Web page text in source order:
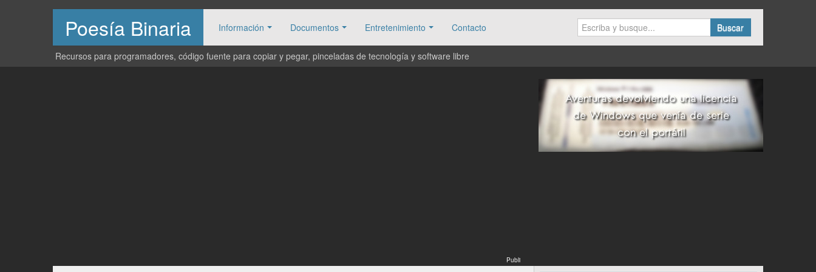
Poesía Binaria Información Documentos Entretenimiento Contacto Buscar
Recursos para programadores, código fuente para copiar y pegar, pinceladas de tecnología y software libre
Publi